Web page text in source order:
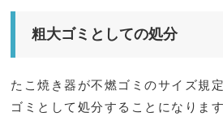
粗大ゴミとしての処分
たこ焼き器が不燃ゴミのサイズ規
ゴミとして処分することになります